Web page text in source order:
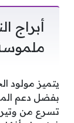
أبراج
يتميز مولود
بفضل دعم
تسرع من